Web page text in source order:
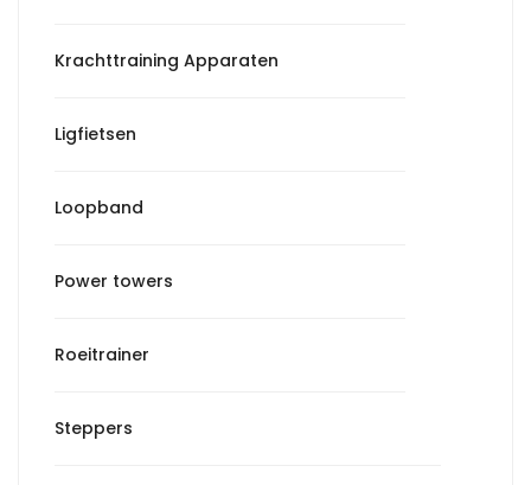
Krachttraining Apparaten
Ligfietsen
Loopband
Power towers
Roeitrainer
Steppers